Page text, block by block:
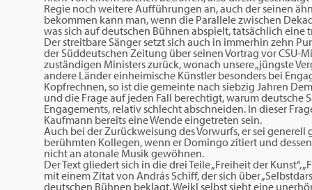
Regie noch weitere Aufführungen an, auch der seinen
bekommen kann man, wenn die Parallele zwischen
was sich auf deutschen Bühnen abspielt, tatsächlich
Der streitbare Sänger setzt sich auch in immerhin zehn
der Süddeutschen Zeitung über seinen Vortrag vor CSU-
zuständigen Ministers zurück, wonach unsere „jüngste
andere Länder einheimische Künstler besonders bei
Kopfrechnen, so ist die gemeinte nach siebzig Jahren
und die Frage auf jeden Fall berechtigt, warum deutsche
Engagements, relativ schlecht abschneiden. In dieser
Kaufmann bereits eine Wende eingetreten sein.
Auch bei der Zurückweisung des Vorwurfs, er sei
berühmten Kollegen, wenn er Domingo zitiert und
nicht an atonale Musik gewöhnen.
Der Text gliedert sich in die drei Teile „Freiheit der Kunst“,
mit einem Zitat von András Schiff, der sich über
deutschen Bühnen beklagt. Weikl selbst sieht eine